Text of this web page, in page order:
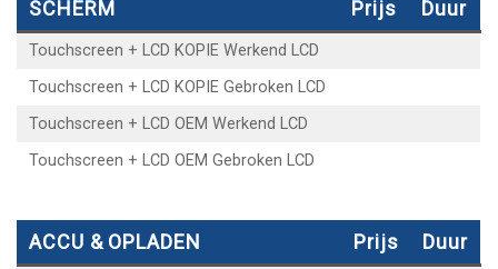
SCHERM Prijs Duur
Touchscreen + LCD KOPIE Werkend LCD
Touchscreen + LCD KOPIE Gebroken LCD
Touchscreen + LCD OEM Werkend LCD
Touchscreen + LCD OEM Gebroken LCD
ACCU & OPLADEN Prijs Duur